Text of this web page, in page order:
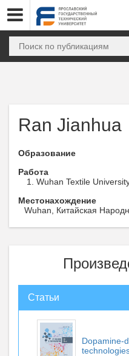
Ran Jianhua
Образование
Работа
Wuhan Textile
Местонахождение
Wuhan, Китайская
Статьи
Dopamine-